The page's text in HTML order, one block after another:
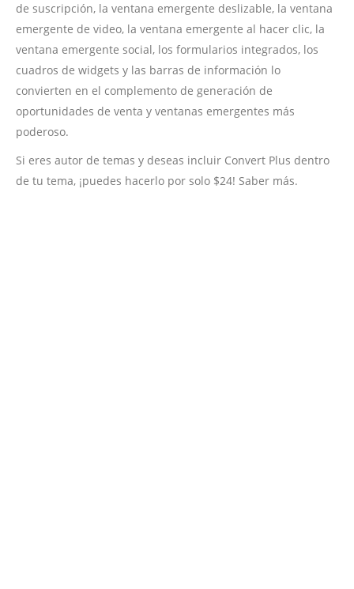
de suscripción, la ventana emergente deslizable, la ventana
emergente de video, la ventana emergente al hacer clic, la
ventana emergente social, los formularios integrados, los
cuadros de widgets y las barras de información lo
convierten en el complemento de generación de
oportunidades de venta y ventanas emergentes más
poderoso.
Si eres autor de temas y deseas incluir Convert Plus dentro
de tu tema, ¡puedes hacerlo por solo $24! Saber más.